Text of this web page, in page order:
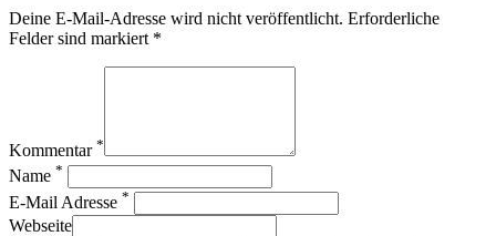
Deine E-Mail-Adresse wird nicht veröffentlicht. Erforderliche
Felder sind markiert *
Kommentar *
Name *
E-Mail Adresse *
Webseite